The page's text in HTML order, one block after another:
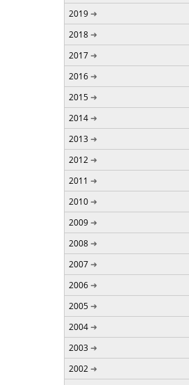
2019
2018
2017
2016
2015
2014
2013
2012
2011
2010
2009
2008
2007
2006
2005
2004
2003
2002